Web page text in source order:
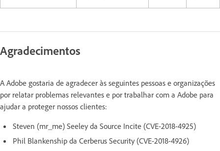
Agradecimentos
A Adobe gostaria de agradecer às seguintes pessoas e organizações
por relatar problemas relevantes e por trabalhar com a Adobe para
ajudar a proteger nossos clientes:
Steven (mr_me) Seeley da Source Incite (CVE-2018-4925)
Phil Blankenship da Cerberus Security (CVE-2018-4926)